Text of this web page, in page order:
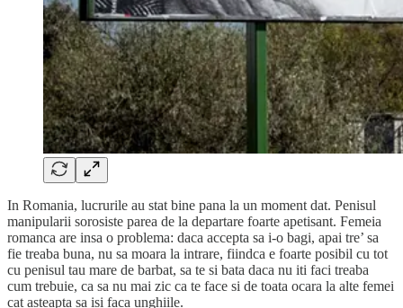
In Romania, lucrurile au stat bine pana la un moment dat. Penisul
manipularii sorosiste parea de la departare foarte apetisant. Femeia
romanca are insa o problema: daca accepta sa i-o bagi, apai tre’ sa
fie treaba buna, nu sa moara la intrare, fiindca e foarte posibil cu tot
cu penisul tau mare de barbat, sa te si bata daca nu iti faci treaba
cum trebuie, ca sa nu mai zic ca te face si de toata ocara la alte femei
cat asteapta sa isi faca unghiile.